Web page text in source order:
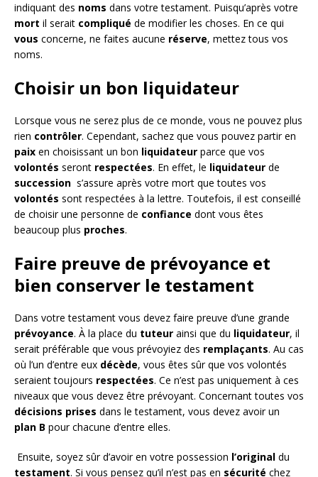
indiquant des noms dans votre testament. Puisqu’après votre
mort il serait compliqué de modifier les choses. En ce qui
vous concerne, ne faites aucune réserve, mettez tous vos
noms.
Choisir un bon liquidateur
Lorsque vous ne serez plus de ce monde, vous ne pouvez plus
rien contrôler. Cependant, sachez que vous pouvez partir en
paix en choisissant un bon liquidateur parce que vos
volontés seront respectées. En effet, le liquidateur de
succession s’assure après votre mort que toutes vos
volontés sont respectées à la lettre. Toutefois, il est conseillé
de choisir une personne de confiance dont vous êtes
beaucoup plus proches.
Faire preuve de prévoyance et
bien conserver le testament
Dans votre testament vous devez faire preuve d’une grande
prévoyance. À la place du tuteur ainsi que du liquidateur, il
serait préférable que vous prévoyiez des remplaçants. Au cas
où l’un d’entre eux décède, vous êtes sûr que vos volontés
seraient toujours respectées. Ce n’est pas uniquement à ces
niveaux que vous devez être prévoyant. Concernant toutes vos
décisions prises dans le testament, vous devez avoir un
plan B pour chacune d’entre elles.
Ensuite, soyez sûr d’avoir en votre possession l’original du
testament. Si vous pensez qu’il n’est pas en sécurité chez